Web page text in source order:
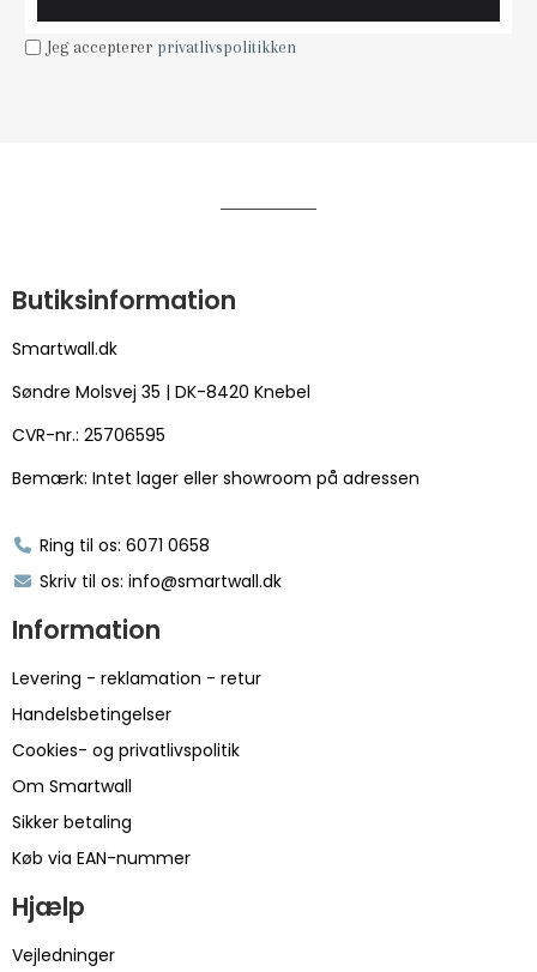
Jeg accepterer privatlivspolitikken
Butiksinformation
Smartwall.dk
Søndre Molsvej 35 | DK-8420 Knebel
CVR-nr.: 25706595
Bemærk: Intet lager eller showroom på adressen
Ring til os: 6071 0658
Skriv til os: info@smartwall.dk
Information
Levering - reklamation - retur
Handelsbetingelser
Cookies- og privatlivspolitik
Om Smartwall
Sikker betaling
Køb via EAN-nummer
Hjælp
Vejledninger